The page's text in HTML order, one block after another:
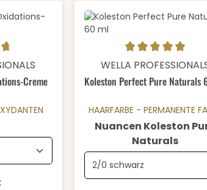
von 4.84 von 5 Sternen
Creme
Details
Durchschnittliche
WELLA
Koleston Perfect Pure Naturals
HAARFARBE - PERMANENTE
Nuancen Koleston
Naturals